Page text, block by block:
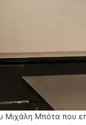
Μπότα που